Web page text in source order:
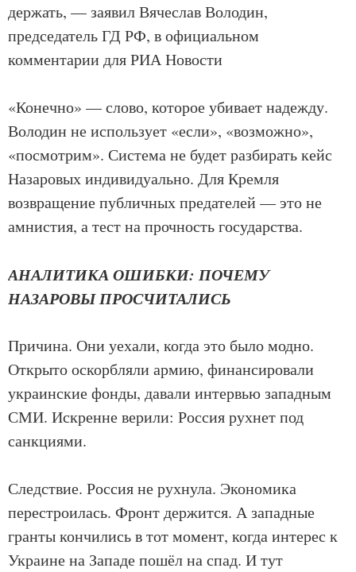
держать, — заявил Вячеслав Володин,
председатель ГД РФ, в официальном
комментарии для РИА Новости
«Конечно» — слово, которое убивает надежду.
Володин не использует «если», «возможно»,
«посмотрим». Система не будет разбирать кейс
Назаровых индивидуально. Для Кремля
возвращение публичных предателей — это не
амнистия, а тест на прочность государства.
АНАЛИТИКА ОШИБКИ: ПОЧЕМУ
НАЗАРОВЫ ПРОСЧИТАЛИСЬ
Причина. Они уехали, когда это было модно.
Открыто оскорбляли армию, финансировали
украинские фонды, давали интервью западным
СМИ. Искренне верили: Россия рухнет под
санкциями.
Следствие. Россия не рухнула. Экономика
перестроилась. Фронт держится. А западные
гранты кончились в тот момент, когда интерес к
Украине на Западе пошёл на спад. И тут